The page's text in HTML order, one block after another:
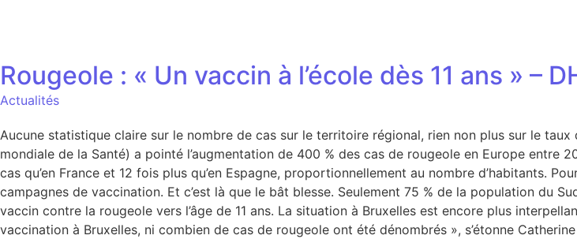
Rougeole : « Un vaccin à l’école dès 11 ans » –
Actualités
Aucune statistique claire sur le nombre de cas sur le territoire régional, rien non plus sur le
mondiale de la Santé) a pointé l’augmentation de 400 % des cas de rougeole en Europe entre
cas qu’en France et 12 fois plus qu’en Espagne, proportionnellement au nombre d’habitants.
campagnes de vaccination. Et c’est là que le bât blesse. Seulement 75 % de la population du
vaccin contre la rougeole vers l’âge de 11 ans. La situation à Bruxelles est encore plus
vaccination à Bruxelles, ni combien de cas de rougeole ont été dénombrés », s’étonne